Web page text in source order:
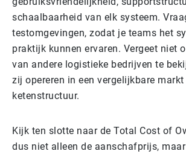
schaalbaarheid van elk systeem.
testomgevingen, zodat je teams het
praktijk kunnen ervaren. Vergeet niet
van andere logistieke bedrijven te
zij opereren in een vergelijkbare
ketenstructuur.
Kijk ten slotte naar de Total Cost of
dus niet alleen de aanschafprijs,